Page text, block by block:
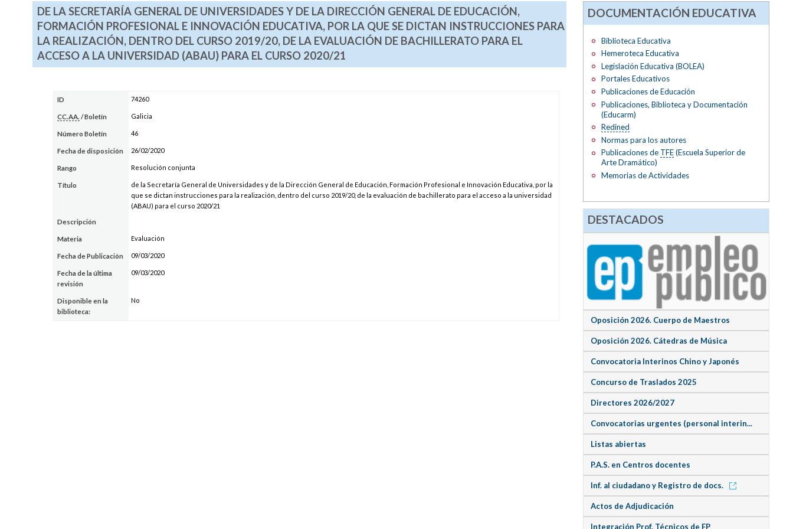
DE LA SECRETARÍA GENERAL DE UNIVERSIDADES Y DE LA DIRECCIÓN GENERAL DE EDUCACIÓN,
FORMACIÓN PROFESIONAL E INNOVACIÓN EDUCATIVA, POR LA QUE SE DICTAN INSTRUCCIONES PARA
LA REALIZACIÓN, DENTRO DEL CURSO 2019/20, DE LA EVALUACIÓN DE BACHILLERATO PARA EL
ACCESO A LA UNIVERSIDAD (ABAU) PARA EL CURSO 2020/21
ID 74260
CC.AA. / Boletín Galicia
Número Boletín 46
Fecha de disposición 26/02/2020
Rango Resolución conjunta
Título
de la Secretaría General de Universidades y de la Dirección General de Educación, Formación Profesional e Innovación Educativa, por la
que se dictan instrucciones para la realización, dentro del curso 2019/20, de la evaluación de bachillerato para el acceso a la universidad
(ABAU) para el curso 2020/21
Descripción
Materia Evaluación
Fecha de Publicación 09/03/2020
Fecha de la última
revisión
09/03/2020
Disponible en la
biblioteca:
No
DOCUMENTACIÓN EDUCATIVA
Biblioteca Educativa
Hemeroteca Educativa
Legislación Educativa (BOLEA)
Portales Educativos
Publicaciones de Educación
Publicaciones, Biblioteca y Documentación
(Educarm)
Redined
Normas para los autores
Publicaciones de TFE(Escuela Superior de
Arte Dramático)
Memorias de Actividades
DESTACADOS
Oposición 2026. Cuerpo de Maestros
Oposición 2026. Cátedras de Música
Convocatoria Interinos Chino y Japonés
Concurso de Traslados 2025
Directores 2026/2027
Convocatorias urgentes (personal interin...
Listas abiertas
P.A.S. en Centros docentes
Inf. al ciudadano y Registro de docs.
Actos de Adjudicación
Integración Prof. Técnicos de FP